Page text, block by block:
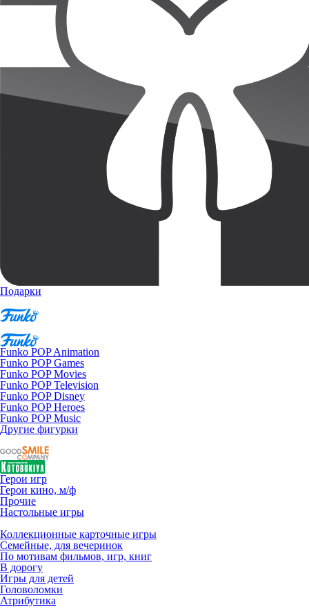
Подарки
Funko POP Animation
Funko POP Games
Funko POP Movies
Funko POP Television
Funko POP Disney
Funko POP Heroes
Funko POP Music
Другие фигурки
Герои игр
Герои кино, м/ф
Прочие
Настольные игры
Коллекционные карточные игры
Семейные, для вечеринок
По мотивам фильмов, игр, книг
В дорогу
Игры для детей
Головоломки
Атрибутика